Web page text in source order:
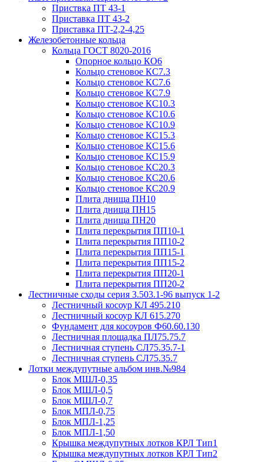
Приствка ПТ 43-1
Приставка ПТ 43-2
Приставка ПТ-2,2-4,25
Железобетонные кольца
Кольца ГОСТ 8020-2016
Опорное кольцо КО6
Кольцо стеновое КС7.3
Кольцо стеновое КС7.6
Кольцо стеновое КС7.9
Кольцо стеновое КС10.3
Кольцо стеновое КС10.6
Кольцо стеновое КС10.9
Кольцо стеновое КС15.3
Кольцо стеновое КС15.6
Кольцо стеновое КС15.9
Кольцо стеновое КС20.3
Кольцо стеновое КС20.6
Кольцо стеновое КС20.9
Плита днища ПН10
Плита днища ПН15
Плита днища ПН20
Плита перекрытия ПП10-1
Плита перекрытия ПП10-2
Плита перекрытия ПП15-1
Плита перекрытия ПП15-2
Плита перекрытия ПП20-1
Плита перекрытия ПП20-2
Лестничные сходы серия 3.503.1-96 выпуск 1-2
Лестничный косоур КЛ 495.210
Лестничный косоур КЛ 615.270
Фундамент для косоуров Ф60.60.130
Лестничная площадка ПЛ75.75.7
Лестничная ступень СЛ75.35.7-1
Лестничная ступень СЛ75.35.7
Лотки междупутные альбом инв.№984
Блок МШЛ-0,35
Блок МШЛ-0,5
Блок МШЛ-0,7
Блок МПЛ-0,75
Блок МПЛ-1,25
Блок МПЛ-1,50
Крышка междупутных лотков КРЛ Тип1
Крышка междупутных лотков КРЛ Тип2